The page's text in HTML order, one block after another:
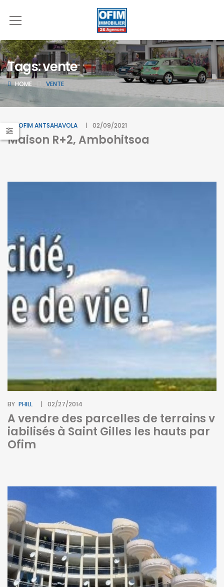
Tags: vente
HOME VENTE
OFIM ANTSAHAVOLA 02/09/2021
Maison R+2, Ambohitsoa
BY PHILL 02/27/2014
A vendre des parcelles de terrains v
iabilisés à Saint Gilles les hauts par
Ofim